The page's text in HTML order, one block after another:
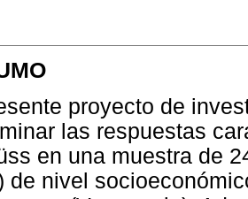
proyecto de
las respuestas
en una muestra de
de nivel